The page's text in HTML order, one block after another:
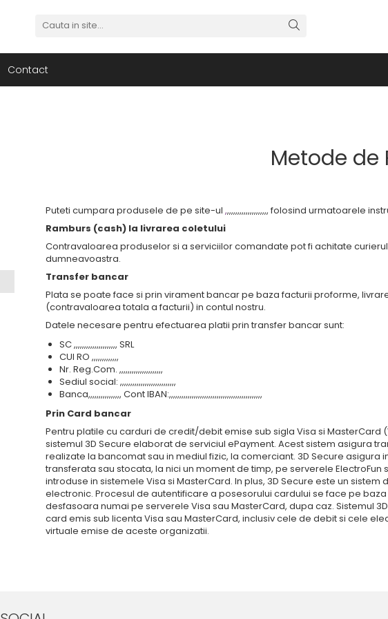
Contact
Metode de
Puteti cumpara produsele de pe site-ul ,,,,,,,,,,,,,,,,,,,,, folosind urmatoarele
Ramburs (cash) la livrarea coletului
Contravaloarea produselor si a serviciilor comandate pot fi achitate
dumneavoastra.
Transfer bancar
Plata se poate face si prin virament bancar pe baza facturii proforme,
(contravaloarea totala a facturii) in contul nostru.
Datele necesare pentru efectuarea platii prin transfer bancar sunt:
SC ,,,,,,,,,,,,,,,,,,,,, SRL
CUI RO ,,,,,,,,,,,,,
Nr. Reg.Com. ,,,,,,,,,,,,,,,,,,,,,
Sediul social: ,,,,,,,,,,,,,,,,,,,,,,,,,,,
Banca,,,,,,,,,,,,,,,, Cont IBAN:,,,,,,,,,,,,,,,,,,,,,,,,,,,,,,,,,,,,,,,,,,,,,
Prin Card bancar
Pentru platile cu carduri de credit/debit emise sub sigla Visa si
sistemul 3D Secure elaborat de serviciul ePayment. Acest sistem asigura
realizate la bancomat sau in mediul fizic, la comerciant. 3D Secure
transferata sau stocata, la nici un moment de timp, pe serverele
introduse in sistemele Visa si MasterCard. In plus, 3D Secure este un
electronic. Procesul de autentificare a posesorului cardului se face pe
desfasoara numai pe serverele Visa sau MasterCard, dupa caz. Sistemul
card emis sub licenta Visa sau MasterCard, inclusiv cele de debit si cele
virtuale emise de aceste organizatii.